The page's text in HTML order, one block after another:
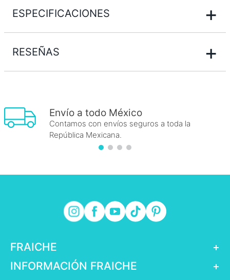
ESPECIFICACIONES +
RESEÑAS +
Envío a todo México
Contamos con envíos seguros a toda la
República Mexicana.
FRAICHE
+
INFORMACIÓN FRAICHE
+